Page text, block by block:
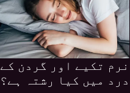
نرم تکیے اور گردن کے
درد میں کیا رشتہ ہے؟